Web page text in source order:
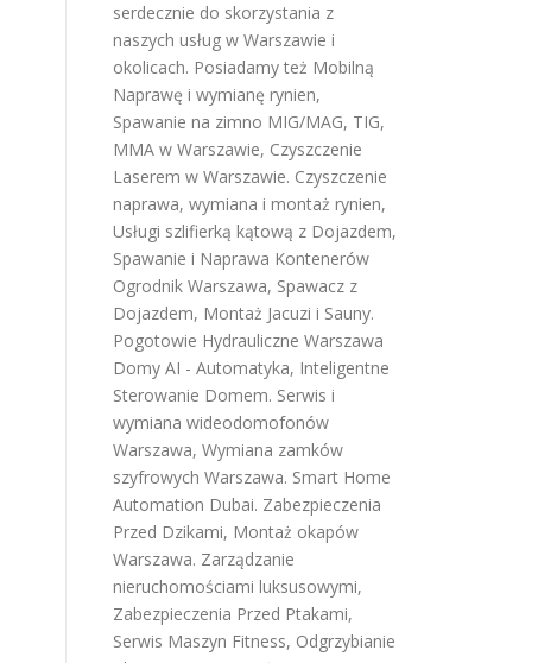
serdecznie do skorzystania z
naszych usług w Warszawie i
okolicach. Posiadamy też Mobilną
Naprawę i wymianę rynien,
Spawanie na zimno MIG/MAG, TIG,
MMA w Warszawie, Czyszczenie
Laserem w Warszawie. Czyszczenie
naprawa, wymiana i montaż rynien,
Usługi szlifierką kątową z Dojazdem,
Spawanie i Naprawa Kontenerów
Ogrodnik Warszawa, Spawacz z
Dojazdem, Montaż Jacuzi i Sauny.
Pogotowie Hydrauliczne Warszawa
Domy AI - Automatyka, Inteligentne
Sterowanie Domem. Serwis i
wymiana wideodomofonów
Warszawa, Wymiana zamków
szyfrowych Warszawa. Smart Home
Automation Dubai. Zabezpieczenia
Przed Dzikami, Montaż okapów
Warszawa. Zarządzanie
nieruchomościami luksusowymi,
Zabezpieczenia Przed Ptakami,
Serwis Maszyn Fitness, Odgrzybianie